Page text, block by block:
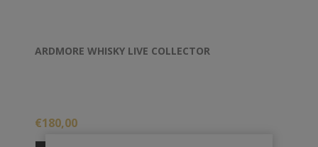
ARDMORE WHISKY LIVE COLLECTOR
€180,00